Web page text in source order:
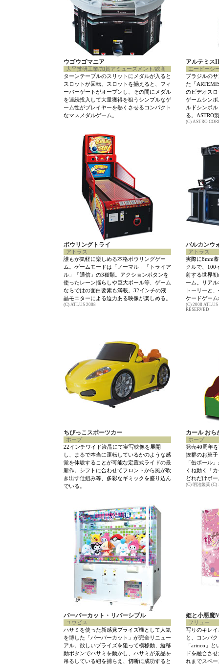
ウゴウゴマニア
大平技研工業/加賀アミューズメント/総商
ターンテーブルのスリットにメダルが入ると
スロットが回転。スロットを揃えると、フィ
ーバーゲートがオープンし、その間にメダル
を連続投入して大量獲得を狙うシンプルなゲ
ーム性がプレイヤーを熱くさせるコンパクト
なマスメダルゲーム。
アルテミス
エービーシ
ブラジルの
た「
のビデオス
ゲームシン
ルドシンボ
る。ASTRO
(C) ASTRO
ボウリングトライ
アトラス
誰もが気軽に楽しめる本格ボウリングゲー
ム。ゲームモードは「ノーマル」「トライア
ル」「通信」の3種類。アクションボタンを
使ったレーン揺らしや巨大ボール等、ゲーム
ならではの面白要素も満載。32インチの液
晶モニターによる迫力ある映像が楽しめる。
(C) ATLUS 2008
バルカンウ
アトラス
実際に8mm
クルで、100
射する世界
ーム。リア
トーリーと
ケードゲー
(C) 2008
RESERVED
ちびっこスポーツカー
ホープ
22インチワイド液晶にて実写映像を展開
し、まるで本当に運転しているかのような感
覚を体験することが可能な定置式ライドの最
新作。シフトに合わせてフロントから風が吹
き出す仕組み等、多彩なギミックを盛り込ん
でいる。
カール おら
ホープ
発売40周年
抜群のお菓
「缶ボール
くね動く「
どれだけボ
(C) 明治製菓 (C)
バーバーカット・リバーシブル
ユウビス
ハサミを使った新感覚プライズ機として人気
を博した「バーバーカット」が完全リニュー
アル。欲しいプライズを狙って横移動、縦移
動ボタンでハサミを動かし、ハサミが景品を
吊るしている紐を捕らえ、切断に成功すると
姫と小悪魔
フリュー
写りのキレ
と、コンパ
「arinco」
ドを融合さ
れまでスペ